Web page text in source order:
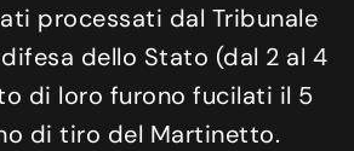
processati dal Tribunale
dello Stato (dal 2 al 4
di loro furono fucilati il 5
di tiro del Martinetto.